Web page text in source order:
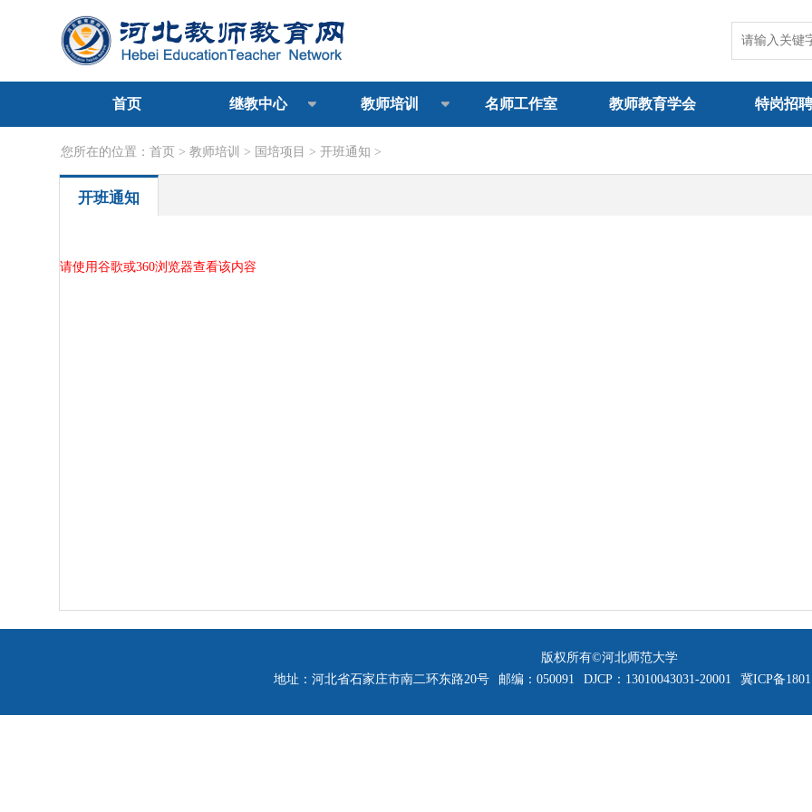
首页 继教中心 教师培训 名师工作室 教师教育学会 特岗招
您所在的位置：首页 >教师培训 > 国培项目 >开班通知 >
开班通知
请使用谷歌或360浏览器查看该内容
版权所有©河北师范大学
地址：河北省石家庄市南二环东路20号
邮编：050091 DJCP：13010043031-20001 冀ICP备